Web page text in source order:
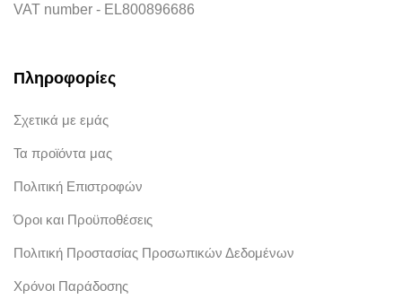
VAT number - EL800896686
Πληροφορίες
Σχετικά με εμάς
Τα προϊόντα μας
Πολιτική Επιστροφών
Όροι και Προϋποθέσεις
Πολιτική Προστασίας Προσωπικών Δεδομένων
Χρόνοι Παράδοσης